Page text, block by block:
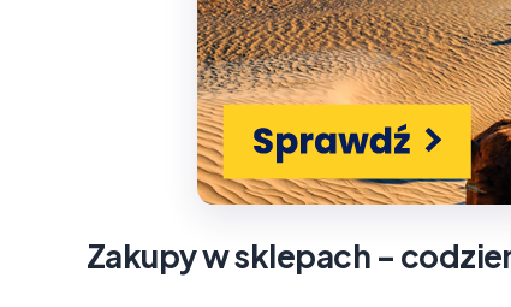
Zakupy w sklepach –